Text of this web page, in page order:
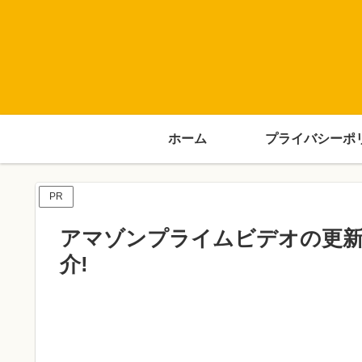
ホーム プライバシーポ
PR
アマゾンプライムビデオの更
介!